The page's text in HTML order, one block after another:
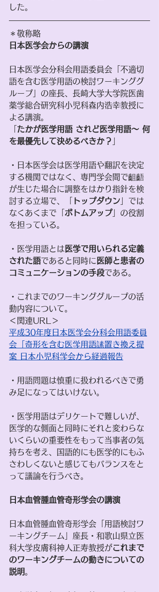
した。
＊敬称略
日本医学会からの講演
日本医学会分科会用語委員会「不適切
語を含む医学用語の検討ワーキンググ
ループ」の座長、長崎大学大学院医歯
薬学総合研究科小児科森内浩幸教授に
よる講演。
たかが医学用語 されど医学用語〜 何
を最優先して決めるべきか？
・日本医学会は医学用語や翻訳を決定
する機関ではなく、専門学会間で齟齬
が生じた場合に調整をはかり指針を検
討する立場で、「
トップダウン 」では
なくあくまで「 ボトムアップ」の役割
を担っている。
・医学用語とは 医学で用いられる定義
された語であると同時に 医師と患者の
コミュニケーションの手段である。
・これまでのワーキンググループの活
動内容について。
＜関連URL＞
平成30年度日本医学会分科会用語委員
会「奇形を含む医学用語䛾置き換え提
案 日本小児科学会から経過報告
・用語問題は慎重に扱われるべきで勇
み足になってはいけない。
・医学用語はデリケートで難しいが、
医学的な側面と同時にそれと変わらな
いくらいの重要性をもって当事者の気
持ちを考え、国語的にも医学的にもふ
さわしくないと感じてもバランスをと
って議論を行うべき。
日本血管腫血管奇形学会の講演
日本血管腫血管奇形学会「用語検討ワ
ーキングチーム」座長・和歌山県立医
科大学皮膚科神人正寿教授がこれまで
のワーキングチームの動きについての
説明。